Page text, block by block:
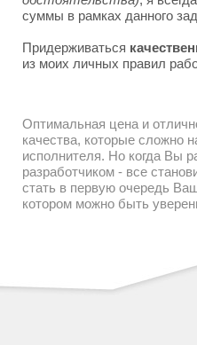
суммы в рамках данного
Придерживаться
из моих личных правил
Оптимальная цена и
качества, которые сложно
исполнителя. Но когда Вы
разработчиком - все
стать в первую очередь
котором можно быть